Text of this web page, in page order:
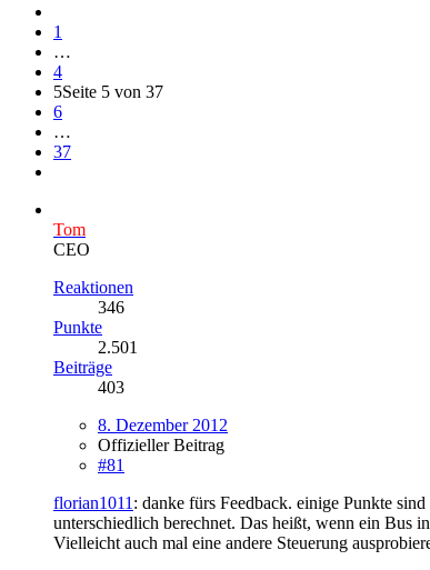
1
…
4
5Seite 5 von 37
6
…
37
Tom
CEO
Reaktionen
346
Punkte
2.501
Beiträge
403
8. Dezember 2012
Offizieller Beitrag
#81
florian1011 : danke fürs Feedback. einige Punkte
unterschiedlich berechnet. Das heißt, wenn ein Bus
Vielleicht auch mal eine andere Steuerung